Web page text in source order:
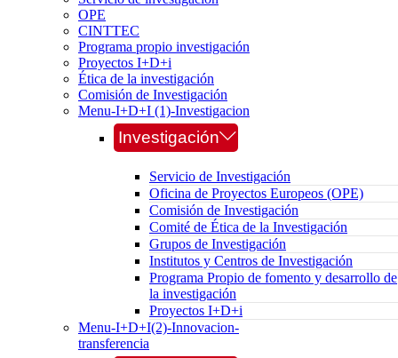
OPE
CINTTEC
Programa propio investigación
Proyectos I+D+i
Ética de la investigación
Comisión de Investigación
Menu-I+D+I (1)-Investigacion
Investigación
Servicio de Investigación
Oficina de Proyectos Europeos (OPE)
Comisión de Investigación
Comité de Ética de la Investigación
Grupos de Investigación
Institutos y Centros de Investigación
Programa Propio de fomento y desarrollo de
la investigación
Proyectos I+D+i
Menu-I+D+I(2)-Innovacion-
transferencia